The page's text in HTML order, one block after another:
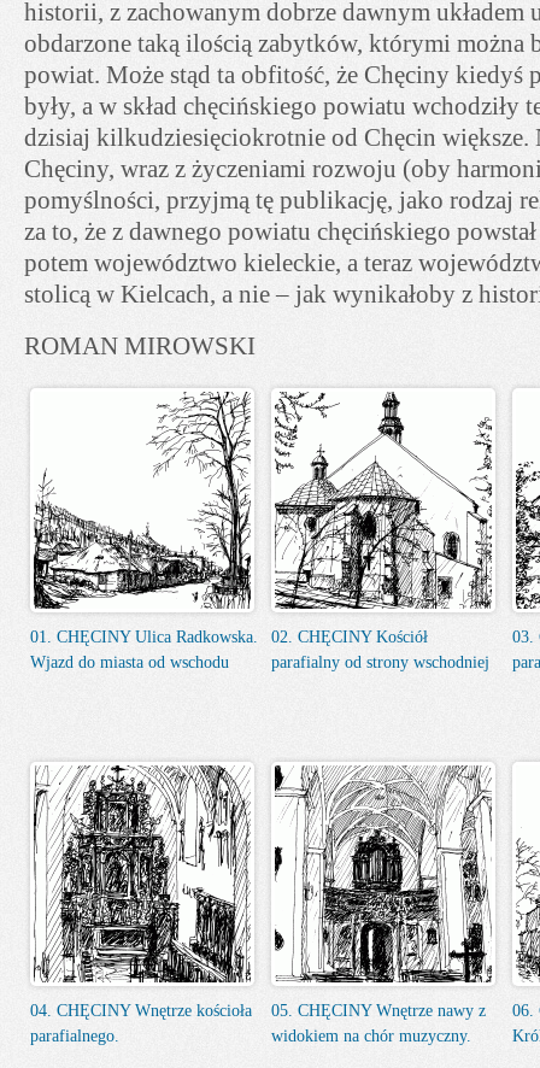
historii, z zachowanym dobrze dawnym układem
obdarzone taką ilością zabytków, którymi można
powiat. Może stąd ta obfitość, że Chęciny kiedyś
były, a w skład chęcińskiego powiatu wchodziły
dzisiaj kilkudziesięciokrotnie od Chęcin większe.
Chęciny, wraz z życzeniami rozwoju (oby
pomyślności, przyjmą tę publikację, jako rodzaj
za to, że z dawnego powiatu chęcińskiego
potem województwo kieleckie, a teraz
stolicą w Kielcach, a nie – jak wynikałoby z
ROMAN MIROWSKI
01. CHĘCINY Ulica Radkowska.
Wjazd do miasta od wschodu
02. CHĘCINY Kościół
parafialny od strony wschodniej
03.
04. CHĘCINY Wnętrze kościoła
parafialnego.
05. CHĘCINY Wnętrze nawy z
widokiem na chór muzyczny.
06.